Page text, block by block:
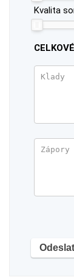
Kvalita